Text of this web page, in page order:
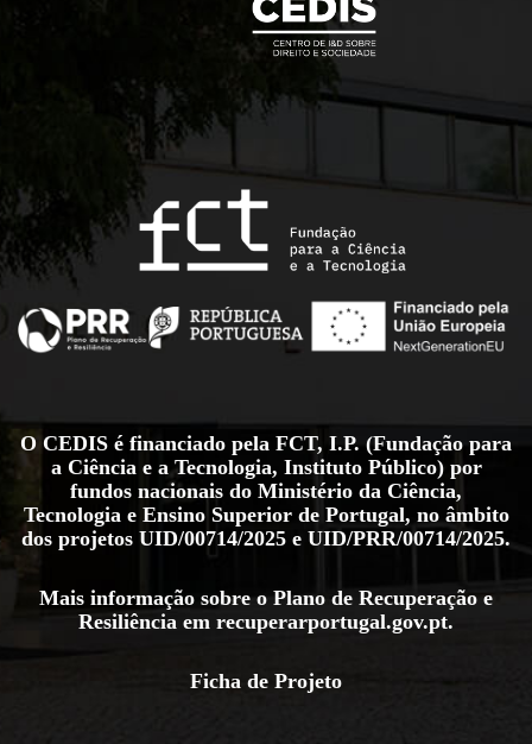
O CEDIS é financiado pela FCT, I.P. (Fundação para
a Ciência e a Tecnologia, Instituto Público) por
fundos nacionais do Ministério da Ciência,
Tecnologia e Ensino Superior de Portugal, no âmbito
dos projetos UID/00714/2025 e UID/PRR/00714/2025.
Mais informação sobre o Plano de Recuperação e
Resiliência em recuperarportugal.gov.pt.
Ficha de Projeto